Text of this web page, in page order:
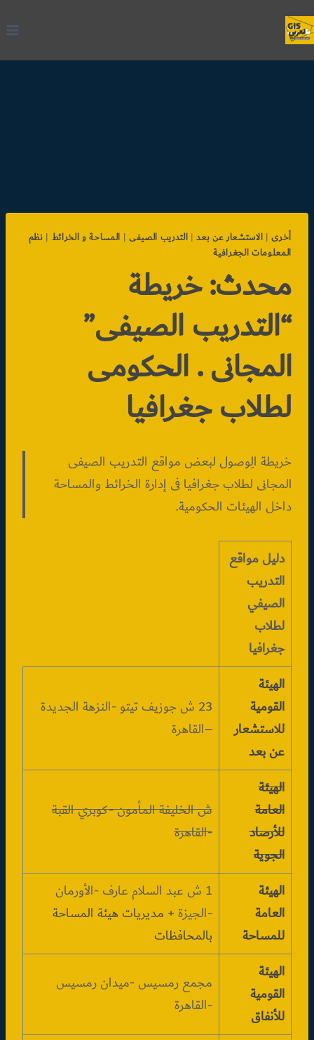
التجاوز
إلى
المحتوى
أخرى| الاستشعار عن بعد| التدريب الصيفى| المساحة و الخرائط | نظم
المعلومات الجغرافية
محدث: خريطة
“التدريب الصيفى”
المجانى . الحكومى
لطلاب جغرافيا
خريطة الِوصول لبعض مواقع التدريب الصيفى
المجانى لطلاب جغرافيا فى إدارة الخرائط والمساحة
داخل الهيئات الحكومية.
دليل مواقع
التدريب
الصيفي
لطلاب
جغرافيا
الهيئة
القومية
للاستشعار
عن بعد
23 ش جوزيف تيتو -النزهة الجديدة
–القاهرة
الهيئة
العامة
للأرصاد
الجوية
ش الخليفة المأمون -كوبري القبة
-القاهرة
الهيئة
العامة
للمساحة
1 ش عبد السلام عارف -الأورمان
-الجيزة + مديريات هيئة المساحة
بالمحافظات
الهيئة
القومية
للأنفاق
مجمع رمسيس -ميدان رمسيس
-القاهرة